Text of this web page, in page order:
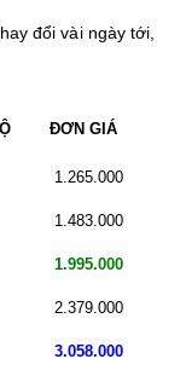
đổi vài ngày tới,
ĐƠN GIÁ
1.265.000
1.483.000
1.995.000
2.379.000
3.058.000